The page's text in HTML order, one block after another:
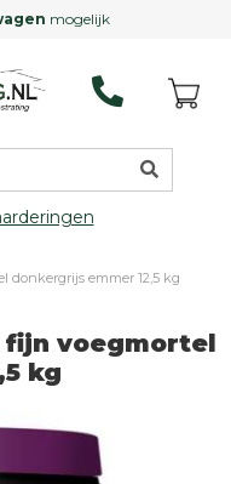
mogelijk
donkergrijs emmer 12,5 kg
fijn voegmortel
kg